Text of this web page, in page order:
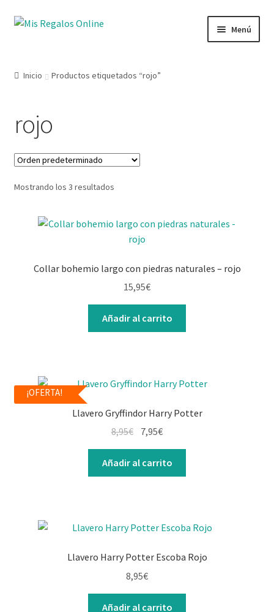
Menú
Secciones
Ofertas
Novedades
Lista de deseos
Inicio Productos etiquetados “rojo”
rojo
Mostrando los 3 resultados
Collar bohemio largo con piedras naturales – rojo
15,95€
Añadir al carrito
¡OFERTA!
Llavero Gryffindor Harry Potter
8,95€ 7,95€
Añadir al carrito
Llavero Harry Potter Escoba Rojo
8,95€
Añadir al carrito